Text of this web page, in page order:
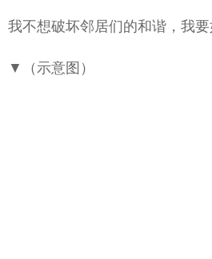
我不想破坏邻居们的和谐，我要
▼（示意图）